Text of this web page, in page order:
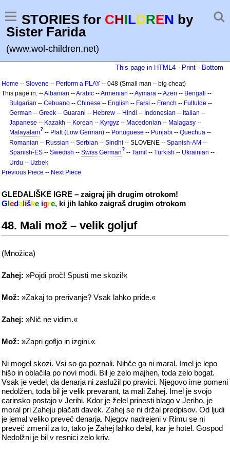
STORIES for CHILDREN by
Sister Farida
(www.wol-children.net)
This page in HTML4 - Print - Bottom
Home -- Slovene -- Perform a PLAY -- 048 (Small man – big cheat)
This page in: --Albanian --Arabic --Armenian --Aymara --Azeri -- Bengali --
Bulgarian -- Cebuano -- Chinese -- English -- Farsi -- French -- Fulfulde --
German -- Greek -- Guarani -- Hebrew -- Hindi -- Indonesian -- Italian --
Japanese -- Kazakh -- Korean -- Kyrgyz -- Macedonian -- Malagasy --
Malayalam? -- Platt (Low German) -- Portuguese -- Punjabi -- Quechua --
Romanian -- Russian -- Serbian -- Sindhi -- SLOVENE -- Spanish-AM --
Spanish-ES -- Swedish -- Swiss German? -- Tamil -- Turkish -- Ukrainian --
Urdu -- Uzbek
Previous Piece -- Next Piece
GLEDALIŠKE IGRE – zaigraj jih drugim otrokom!
Gledališke igre, ki jih lahko zaigraš drugim otrokom
48. Mali mož – velik goljuf
(Množica)
Zahej: »Pojdi proč! Spusti me skozi!«
Mož: »Zakaj to prerivanje? Vsak lahko pride.«
Zahej: »Nič ne vidim.«
Mož: »Zapri gofljo in izgini.«
Ni mogel skozi. Vsi so ga poznali. Nihče ga ni maral. Imel je lepo
hišo in oblačila po novi modi. Bil je zelo majhen, toda zelo bogat.
Vsak je vedel, da denarja ni zaslužil po pravici. Njegovo ime pomeni
nedolžen, toda bil je velik prevarant, ta mali Zahej. Imel je svojo
carinsko postajo v Jerihi. Kdor je želel prinesti blago v Jeriho, je
moral pri Zaheju plačati davek. Zahej se ni držal predpisov. Od ljudi
je jemal veliko preveč denarja. Njegov nadrejeni v Rimu se ni
preveč zmenil za to, tako je Zahej lahko delal, kar je hotel. Gospod
Nedolžni je bil v resnici zelo kriv.